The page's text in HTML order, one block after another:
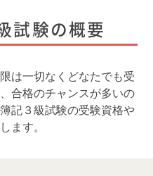
試験の概要
は一切なくどなたでも受
合格のチャンスが多いの
記３級試験の受験資格や
ます。